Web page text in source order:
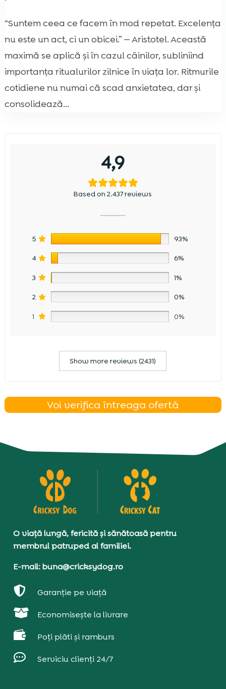
“Suntem ceea ce facem în mod repetat. Excelența
nu este un act, ci un obicei.” — Aristotel. Această
maximă se aplică și în cazul câinilor, subliniind
importanța ritualurilor zilnice în viața lor. Ritmurile
cotidiene nu numai că scad anxietatea, dar și
consolidează...
4,9
Based on 2.437 reviews
5 93%
4 6%
3 1%
2 0%
1 0%
Show more reviews (2431)
Voi verifica întreaga ofertă
O viață lungă, fericită și sănătoasă pentru
membrul patruped al familiei.
E-mail: buna@cricksydog.ro
 Garanție pe viață
 Economisește la livrare
 Poți plăti și ramburs
 Serviciu clienți 24/7